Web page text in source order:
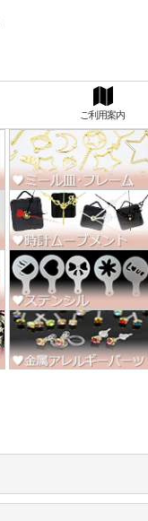
ご利用案内